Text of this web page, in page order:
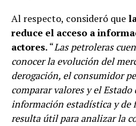
Al respecto, consideró que
reduce el acceso a
actores.“Las petroleras
conocer la evolución del
derogación, el consumidor
comparar valores y el
información estadística y de
resulta útil para analizar la